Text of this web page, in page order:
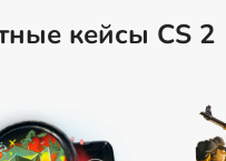
кейсы CS 2